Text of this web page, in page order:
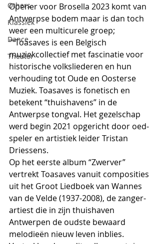
Others
Klassiek
Dance
Theater
Opener voor Brosella 2023 komt van
Antwerpse bodem maar is dan toch
weer een multicurele groep;
""Toasaves is een Belgisch
muziekcollectief met fascinatie voor
historische volksliederen en hun
verhouding tot Oude en Oosterse
Muziek. Toasaves is fonetisch en
betekent “thuishavens” in de
Antwerpse tongval. Het gezelschap
werd begin 2021 opgericht door oed-
speler en artistiek leider Tristan
Driessens.
Op het eerste album “Zwerver”
vertrekt Toasaves vanuit composities
uit het Groot Liedboek van Wannes
van de Velde (1937-2008), de zanger-
artiest die in zijn thuishaven
Antwerpen de oudste bewaard
melodieën nieuw leven inblies.